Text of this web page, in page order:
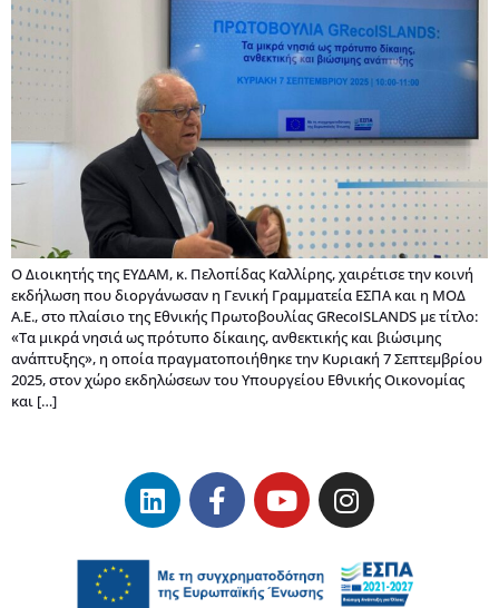
Ο Διοικητής της ΕΥΔΑΜ, κ. Πελοπίδας Καλλίρης, χαιρέτισε την κοινή
εκδήλωση που διοργάνωσαν η Γενική Γραμματεία ΕΣΠΑ και η ΜΟΔ
Α.Ε., στο πλαίσιο της Εθνικής Πρωτοβουλίας GRecoISLANDS με τίτλο:
«Τα μικρά νησιά ως πρότυπο δίκαιης, ανθεκτικής και βιώσιμης
ανάπτυξης», η οποία πραγματοποιήθηκε την Κυριακή 7 Σεπτεμβρίου
2025, στον χώρο εκδηλώσεων του Υπουργείου Εθνικής Οικονομίας
και […]